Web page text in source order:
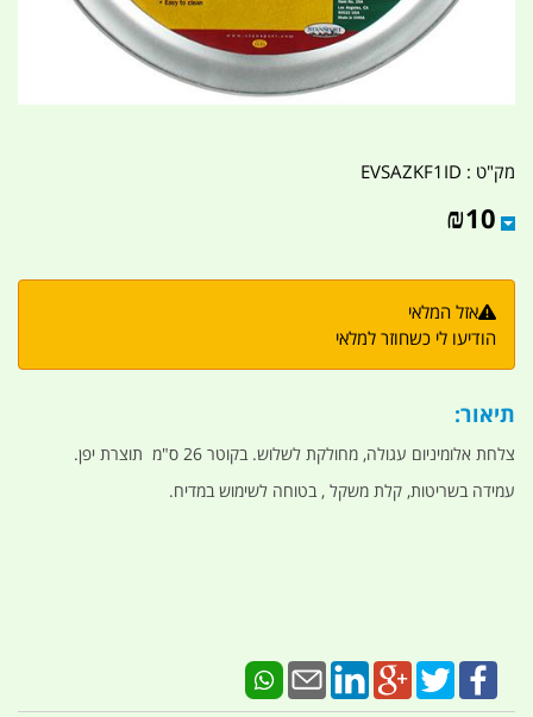
מק"ט : EVSAZKF1ID
₪10
אזל המלאי
הודיעו לי כשחוזר למלאי
תיאור:
צלחת אלומיניום עגולה, מחולקת לשלוש. בקוטר 26 ס"מ תוצרת יפן.
עמידה בשריטות, קלת משקל , בטוחה לשימוש במדיח.